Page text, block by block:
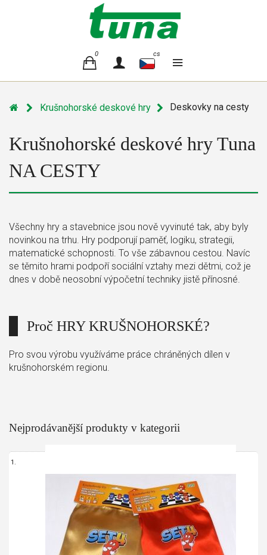
0 cs
Krušnohorské deskové hry Deskovky na cesty
Krušnohorské deskové hry Tuna
NA CESTY
Všechny hry a stavebnice jsou nově vyvinuté tak, aby byly
novinkou na trhu. Hry podporují paměť, logiku, strategii,
matematické schopnosti. To vše zábavnou cestou. Navíc
se těmito hrami podpoří sociální vztahy mezi dětmi, což je
dnes v době neosobní výpočetní techniky jistě přínosné.
Proč HRY KRUŠNOHORSKÉ?
Pro svou výrobu využíváme práce chráněných dílen v
krušnohorském regionu.
Nejprodávanější produkty v kategorii
1.